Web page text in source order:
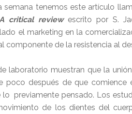
semana tenemos este artículo
critical reviewescrito por S.
el marketing en la
componente de la resistencia al
laboratorio muestran que la
poco después de que
previamente pensado. Los
de los dientes del